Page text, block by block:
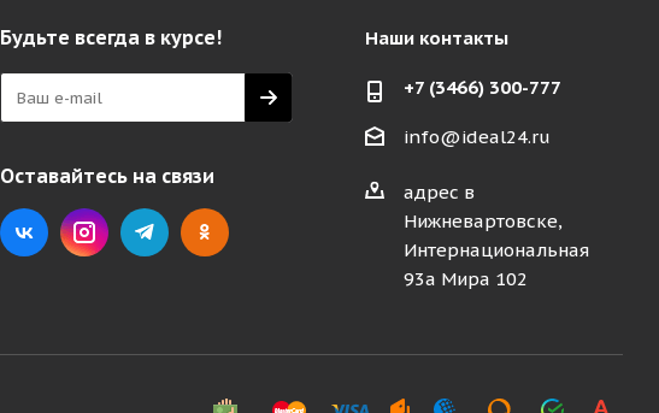
Будьте всегда в курсе!
Оставайтесь на связи
Наши контакты
+7 (3466) 300-777
info@ideal24.ru
адрес в
Нижневартовске,
Интернациональная
93а Мира 102